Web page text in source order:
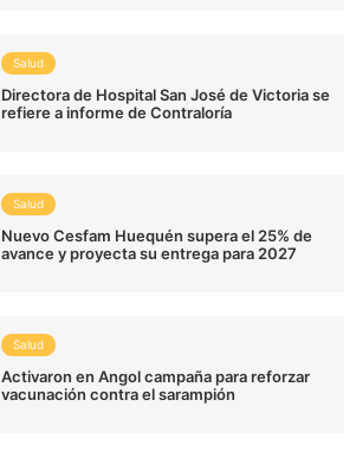
Salud
Directora de Hospital San José de Victoria se
refiere a informe de Contraloría
Salud
Nuevo Cesfam Huequén supera el 25% de
avance y proyecta su entrega para 2027
Salud
Activaron en Angol campaña para reforzar
vacunación contra el sarampión